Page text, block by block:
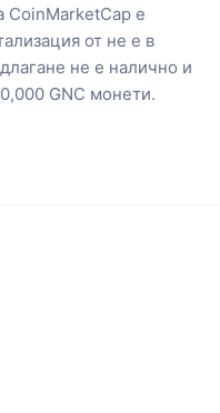
CoinMarketCap е
от не е в
не е налично и
GNC монети.